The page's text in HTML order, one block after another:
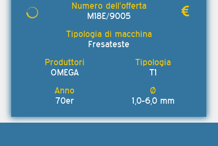
M18E/9005
Fresateste
OMEGA T1
70er 1,0-6,0 mm